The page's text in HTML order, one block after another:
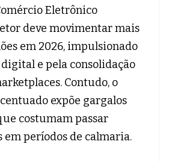
Eletrônico
deve movimentar mais
em 2026, impulsionado
e pela consolidação
Contudo, o
expõe gargalos
costumam passar
em períodos de calmaria.